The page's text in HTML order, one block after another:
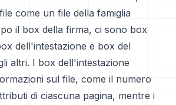
come un file della famiglia
il box della firma, ci sono box
dell'intestazione e box del
altri. I box dell'intestazione
sul file, come il numero
di ciascuna pagina, mentre i